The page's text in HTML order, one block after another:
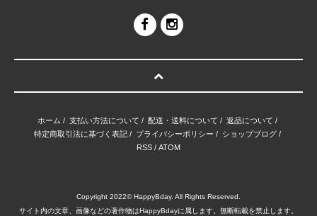
ホーム / 支払い方法について / 配送・送料について / 返品について /
特定商取引法に基づく表記 / プライバシーポリシー / ショップブログ /
RSS / ATOM
Copyright 2022© HappyBday. All Rights Reserved.
サイト内の文章、画像などの著作物はHappyBdayに属します。無断転載を禁止します。